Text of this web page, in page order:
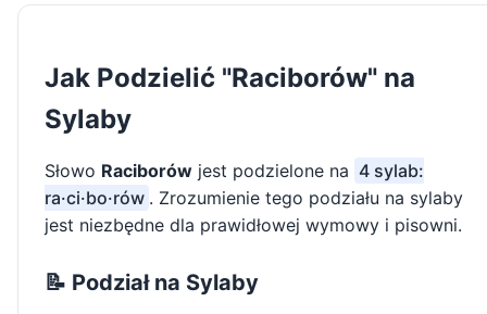
Jak Podzielić "Raciborów" na
Sylaby
Słowo Raciborów jest podzielone na 4 sylab:
ra·ci·bo·rów . Zrozumienie tego podziału na sylaby
jest niezbędne dla prawidłowej wymowy i pisowni.
📝 Podział na Sylaby